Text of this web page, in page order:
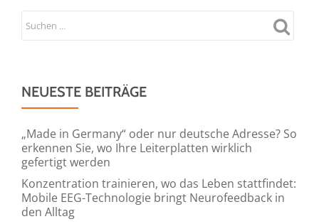
NEUESTE BEITRÄGE
„Made in Germany“ oder nur deutsche Adresse? So
erkennen Sie, wo Ihre Leiterplatten wirklich
gefertigt werden
Konzentration trainieren, wo das Leben stattfindet:
Mobile EEG-Technologie bringt Neurofeedback in
den Alltag